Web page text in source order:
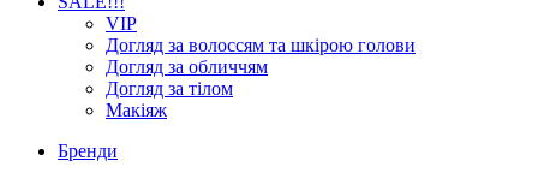
VIP
Догляд за волоссям та шкірою голови
Догляд за обличчям
Догляд за тілом
Макіяж
Бренди